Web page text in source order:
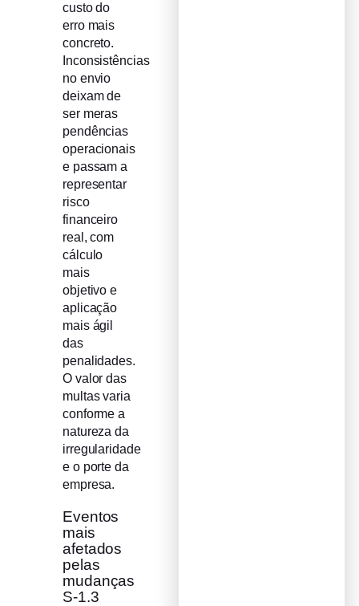
custo do
erro mais
concreto.
Inconsistências
no envio
deixam de
ser meras
pendências
operacionais
e passam a
representar
risco
financeiro
real, com
cálculo
mais
objetivo e
aplicação
mais ágil
das
penalidades.
O valor das
multas varia
conforme a
natureza da
irregularidade
e o porte da
empresa.
Eventos
mais
afetados
pelas
mudanças
S-1.3